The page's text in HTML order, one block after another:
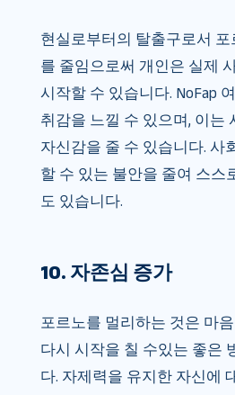
현실로부터의 탈출구로서
를 줄임으로써 개인은 실제
시작할 수 있습니다. NoFap
취감을 느낄 수 있으며, 이는
자신감을 줄 수 있습니다. 사
할 수 있는 불안을 줄여 스스
도 있습니다.
10. 자존심 증가
포르노를 멀리하는 것은 마
다시 시작을 칠 수있는 좋은
다. 자제력을 유지한 자신에